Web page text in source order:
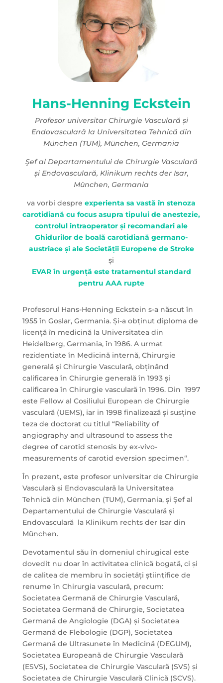
Hans-Henning Eckstein
Profesor universitar Chirurgie Vasculară și
Endovasculară la Universitatea Tehnică din
München (TUM), München, Germania
Şef al Departamentului de Chirurgie Vasculară
și Endovasculară, Klinikum rechts der Isar,
München, Germania
va vorbi despre experienta sa vastă în stenoza
carotidiană cu focus asupra tipului de anestezie,
controlul intraoperator și recomandari ale
Ghidurilor de boală carotidiană germano-
austriace și ale Societății Europene de Stroke
și
EVAR în urgență este tratamentul standard
pentru AAA rupte
Profesorul Hans-Henning Eckstein s-a născut în
1955 în Goslar, Germania. Și-a obținut diploma de
licență în medicină la Universitatea din
Heidelberg, Germania, în 1986. A urmat
rezidentiate în Medicină internă, Chirurgie
generală și Chirurgie Vasculară, obținând
calificarea în Chirurgie generală în 1993 și
calificarea în Chirurgie vasculară în 1996. Din 1997
este Fellow al Cosiliului European de Chirurgie
vasculară (UEMS), iar in 1998 finalizează și susține
teza de doctorat cu titlul “Reliability of
angiography and ultrasound to assess the
degree of carotid stenosis by ex-vivo-
measurements of carotid eversion specimen“.
În prezent, este profesor universitar de Chirurgie
Vasculară și Endovasculară la Universitatea
Tehnică din München (TUM), Germania, și Şef al
Departamentului de Chirurgie Vasculară și
Endovasculară la Klinikum rechts der Isar din
München.
Devotamentul său în domeniul chirugical este
dovedit nu doar în activitatea clinică bogată, ci și
de calitea de membru în societăți științifice de
renume în Chirurgia vasculară, precum:
Societatea Germană de Chirurgie Vasculară,
Societatea Germană de Chirurgie, Societatea
Germană de Angiologie (DGA) și Societatea
Germană de Flebologie (DGP), Societatea
Germană de Ultrasunete în Medicină (DEGUM),
Societatea Europeană de Chirurgie Vasculară
(ESVS), Societatea de Chirurgie Vasculară (SVS) și
Societatea de Chirurgie Vasculară Clinică (SCVS).